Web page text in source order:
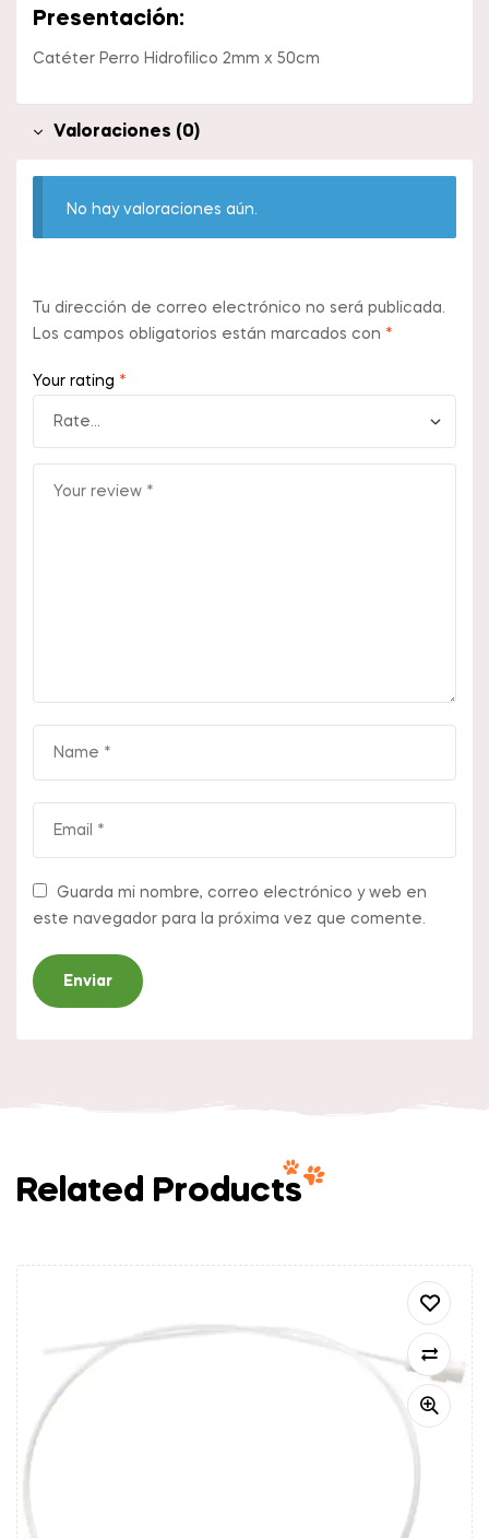
Presentación:
Catéter Perro Hidrofilico 2mm x 50cm
Valoraciones (0)
No hay valoraciones aún.
Tu dirección de correo electrónico no será publicada.
Los campos obligatorios están marcados con *
Your rating *
Guarda mi nombre, correo electrónico y web en
este navegador para la próxima vez que comente.
Related Products